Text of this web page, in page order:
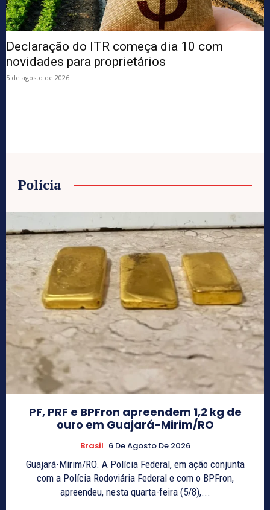
Declaração do ITR começa dia 10 com
novidades para proprietários
5 de agosto de 2026
Polícia
PF, PRF e BPFron apreendem 1,2 kg de
ouro em Guajará-Mirim/RO
Brasil 6 De Agosto De 2026
Guajará-Mirim/RO. A Polícia Federal, em ação conjunta
com a Polícia Rodoviária Federal e com o BPFron,
apreendeu, nesta quarta-feira (5/8),...